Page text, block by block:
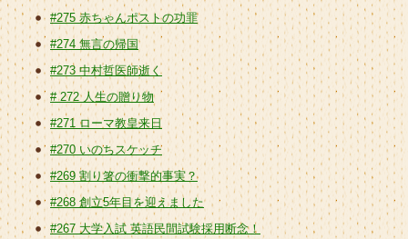
#275 赤ちゃんポストの功罪
#274 無言の帰国
#273 中村哲医師逝く
# 272 人生の贈り物
#271 ローマ教皇来日
#270 いのちスケッチ
#269 割り箸の衝撃的事実？
#268 創立5年目を迎えました
#267 大学入試 英語民間試験採用断念！